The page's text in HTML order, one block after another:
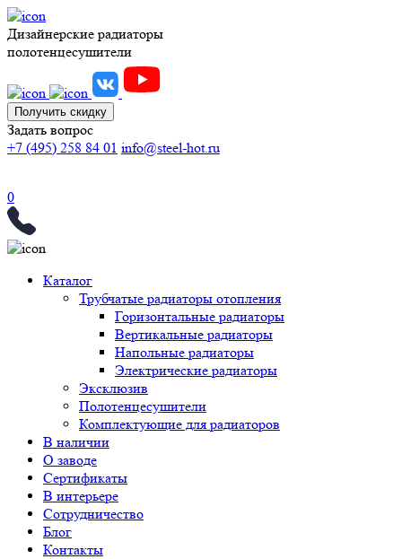
Дизайнерские радиаторы
полотенцесушители
Получить скидку
Задать вопрос
+7 (495) 258 84 01 info@steel-hot.ru
0
Каталог
Трубчатые радиаторы отопления
Горизонтальные радиаторы
Вертикальные радиаторы
Напольные радиаторы
Электрические радиаторы
Эксклюзив
Полотенцесушители
Комплектующие для радиаторов
В наличии
О заводе
Сертификаты
В интерьере
Сотрудничество
Блог
Контакты